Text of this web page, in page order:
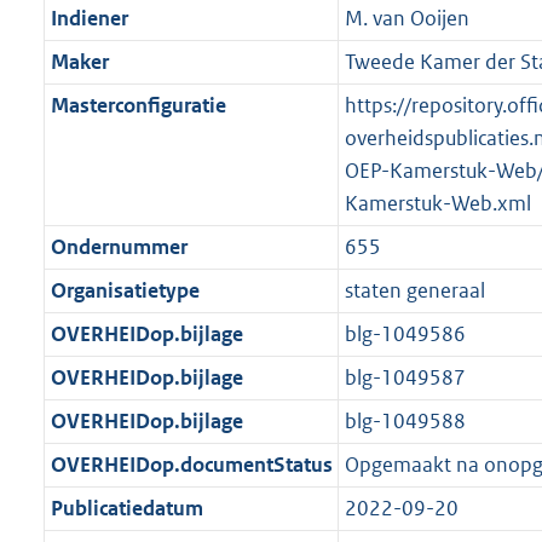
Indiener
M. van Ooijen
Maker
Tweede Kamer der
Masterconfiguratie
https://
OEP-Kamerstuk-
Kamerstuk-Web.xml
Ondernummer
655
Organisatietype
staten generaal
OVERHEIDop.bijlage
blg-1049586
OVERHEIDop.bijlage
blg-1049587
OVERHEIDop.bijlage
blg-1049588
OVERHEIDop.documentStatus Opgemaakt na
Publicatiedatum
2022-09-20